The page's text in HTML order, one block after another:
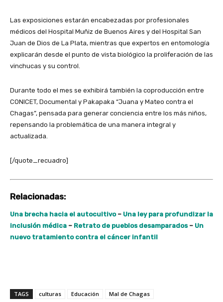
Las exposiciones estarán encabezadas por profesionales
médicos del Hospital Muñiz de Buenos Aires y del Hospital San
Juan de Dios de La Plata, mientras que expertos en entomología
explicarán desde el punto de vista biológico la proliferación de las
vinchucas y su control.
Durante todo el mes se exhibirá también la coproducción entre
CONICET, Documental y Pakapaka “Juana y Mateo contra el
Chagas”, pensada para generar conciencia entre los más niños,
repensando la problemática de una manera integral y
actualizada.
[/quote_recuadro]
Relacionadas:
Una brecha hacia el autocultivo – Una ley para profundizar la
inclusión médica – Retrato de pueblos desamparados– Un
nuevo tratamiento contra el cáncer infantil
TAGS culturas Educación
Mal de Chagas